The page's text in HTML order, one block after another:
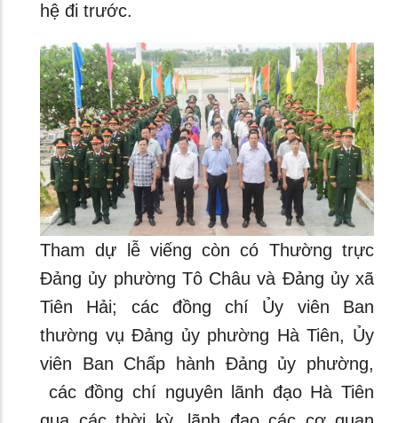
hệ đi trước.
Tham dự lễ viếng còn có Thường trực
Đảng ủy phường Tô Châu và Đảng ủy xã
Tiên Hải; các đồng chí Ủy viên Ban
thường vụ Đảng ủy phường Hà Tiên, Ủy
viên Ban Chấp hành Đảng ủy phường,
các đồng chí nguyên lãnh đạo Hà Tiên